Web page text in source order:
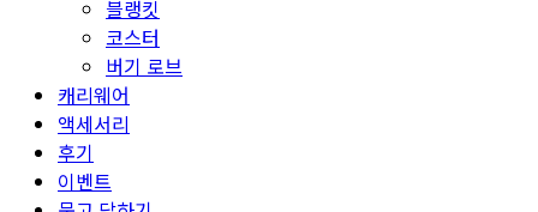
블랭킷
코스터
버기 로브
캐리웨어
액세서리
후기
이벤트